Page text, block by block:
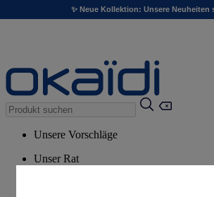
✨ Neue Kollektion: Unsere Neuheiten
Unsere Vorschläge
Unser Rat